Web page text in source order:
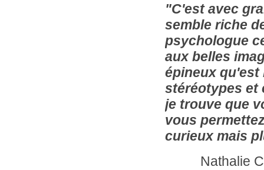
"C'est avec
semble riche
psychologue
aux belles
épineux qu'est
stéréotypes et
je trouve que
vous
curieux mais
Nathalie C.,